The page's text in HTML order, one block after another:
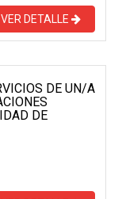
VER DETALLE
DE UN/A
DE